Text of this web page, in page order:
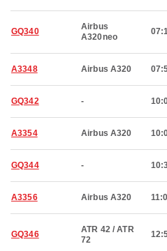
GQ340
Airbus
A320neo
A3348 Airbus A320
GQ342 -
A3354 Airbus A320
GQ344 -
A3356 Airbus A320
GQ346
ATR 42 / ATR
72